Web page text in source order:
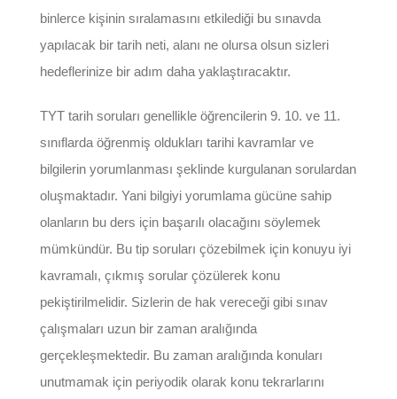
binlerce kişinin sıralamasını etkilediği bu sınavda
yapılacak bir tarih neti, alanı ne olursa olsun sizleri
hedeflerinize bir adım daha yaklaştıracaktır.
TYT tarih soruları genellikle öğrencilerin 9. 10. ve 11.
sınıflarda öğrenmiş oldukları tarihi kavramlar ve
bilgilerin yorumlanması şeklinde kurgulanan sorulardan
oluşmaktadır. Yani bilgiyi yorumlama gücüne sahip
olanların bu ders için başarılı olacağını söylemek
mümkündür. Bu tip soruları çözebilmek için konuyu iyi
kavramalı, çıkmış sorular çözülerek konu
pekiştirilmelidir. Sizlerin de hak vereceği gibi sınav
çalışmaları uzun bir zaman aralığında
gerçekleşmektedir. Bu zaman aralığında konuları
unutmamak için periyodik olarak konu tekrarlarını